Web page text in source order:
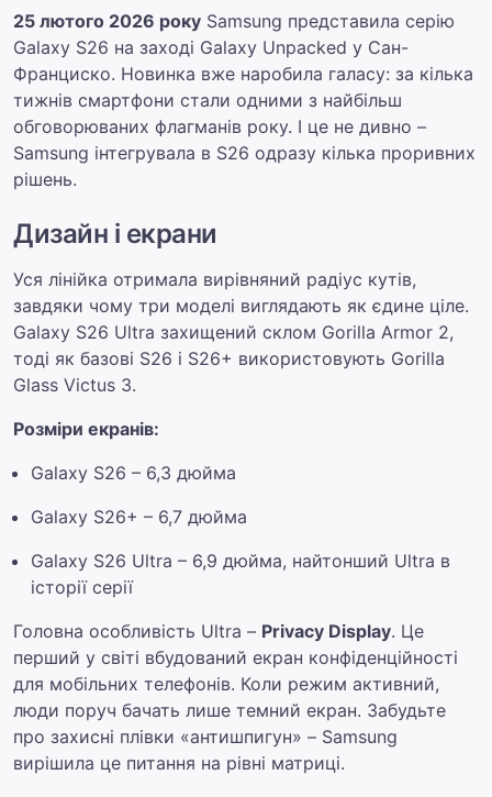
25 лютого 2026 року Samsung представила серію
Galaxy S26 на заході Galaxy Unpacked у Сан-
Франциско. Новинка вже наробила галасу: за кілька
тижнів смартфони стали одними з найбільш
обговорюваних флагманів року. І це не дивно –
Samsung інтегрувала в S26 одразу кілька проривних
рішень.
Дизайн і екрани
Уся лінійка отримала вирівняний радіус кутів,
завдяки чому три моделі виглядають як єдине ціле.
Galaxy S26 Ultra захищений склом Gorilla Armor 2,
тоді як базові S26 і S26+ використовують Gorilla
Glass Victus 3.
Розміри екранів:
Galaxy S26 – 6,3 дюйма
Galaxy S26+ – 6,7 дюйма
Galaxy S26 Ultra – 6,9 дюйма, найтонший Ultra в
історії серії
Головна особливість Ultra – Privacy Display. Це
перший у світі вбудований екран конфіденційності
для мобільних телефонів. Коли режим активний,
люди поруч бачать лише темний екран. Забудьте
про захисні плівки «антишпигун» – Samsung
вирішила це питання на рівні матриці.